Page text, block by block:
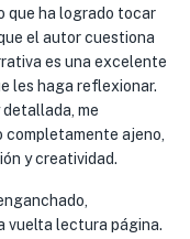
que ha logrado tocar
el autor cuestiona
es una excelente
les haga reflexionar.
me
ajeno,
y creatividad.
vuelta lectura página.